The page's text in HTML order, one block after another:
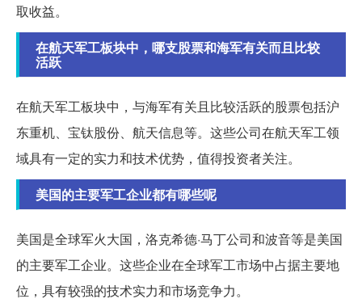
取收益。
在航天军工板块中，哪支股票和海军有关而且比较
活跃
在航天军工板块中，与海军有关且比较活跃的股票包括沪
东重机、宝钛股份、航天信息等。这些公司在航天军工领
域具有一定的实力和技术优势，值得投资者关注。
美国的主要军工企业都有哪些呢
美国是全球军火大国，洛克希德·马丁公司和波音等是美国
的主要军工企业。这些企业在全球军工市场中占据主要地
位，具有较强的技术实力和市场竞争力。